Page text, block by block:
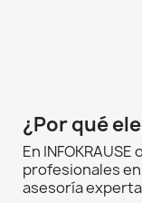
¿Por qué
En
profesionales
asesoría